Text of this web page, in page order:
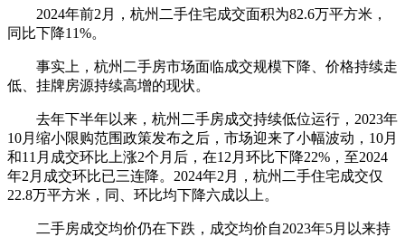
2024年前2月，杭州二手住宅成交面积为82.6万平方米，
同比下降11%。
事实上，杭州二手房市场面临成交规模下降、价格持续走
低、挂牌房源持续高增的现状。
去年下半年以来，杭州二手房成交持续低位运行，2023年
10月缩小限购范围政策发布之后，市场迎来了小幅波动，10月
和11月成交环比上涨2个月后，在12月环比下降22%，至2024
年2月成交环比已三连降。2024年2月，杭州二手住宅成交仅
22.8万平方米，同、环比均下降六成以上。
二手房成交均价仍在下跌，成交均价自2023年5月以来持